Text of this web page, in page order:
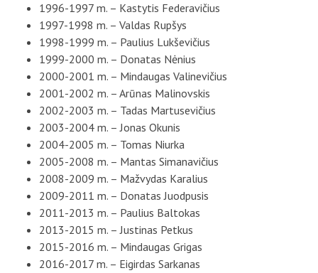
1996-1997 m. – Kastytis Federavičius
1997-1998 m. – Valdas Rupšys
1998-1999 m. – Paulius Lukševičius
1999-2000 m. – Donatas Nėnius
2000-2001 m. – Mindaugas Valinevičius
2001-2002 m. – Arūnas Malinovskis
2002-2003 m. – Tadas Martusevičius
2003-2004 m. – Jonas Okunis
2004-2005 m. – Tomas Niurka
2005-2008 m. – Mantas Simanavičius
2008-2009 m. – Mažvydas Karalius
2009-2011 m. – Donatas Juodpusis
2011-2013 m. – Paulius Baltokas
2013-2015 m. – Justinas Petkus
2015-2016 m. – Mindaugas Grigas
2016-2017 m. – Eigirdas Sarkanas